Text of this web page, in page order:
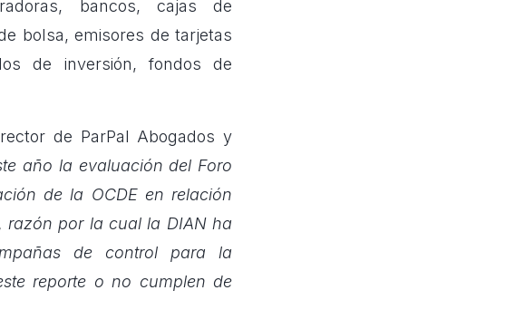
bancos, cajas de
bolsa, emisores de tarjetas
de inversión, fondos de
de ParPal Abogados y
año la evaluación del Foro
de la OCDEen relación
razón por la cual la DIAN ha
de control para la
reporte o no cumplen de